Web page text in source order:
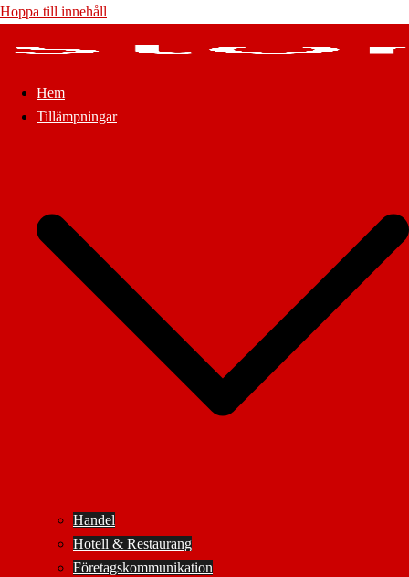
Hoppa till innehåll
Hem
Tillämpningar
Handel
Hotell & Restaurang
Företagskommunikation